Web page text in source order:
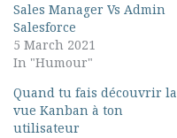
Sales Manager Vs Admin
Salesforce
5 March 2021
In "Humour"
Quand tu fais découvrir la
vue Kanban à ton
utilisateur